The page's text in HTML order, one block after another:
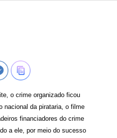
o crime organizado ficou
nacional da pirataria, o filme
financiadores do crime
a ele, por meio do sucesso